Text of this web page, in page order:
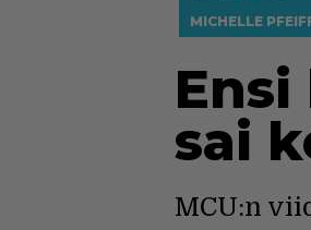
MICHELLE
sai
MCU:n